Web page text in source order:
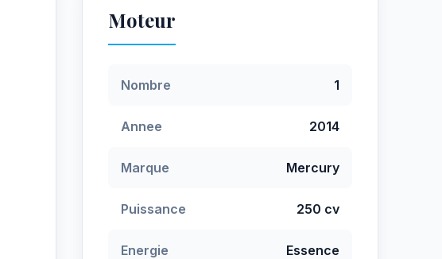
Moteur
Nombre 1
Annee 2014
Marque Mercury
Puissance 250 cv
Energie Essence